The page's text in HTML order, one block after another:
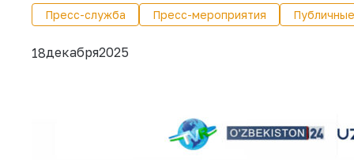
Пресс-служба Пресс-мероприятия
18декабря2025